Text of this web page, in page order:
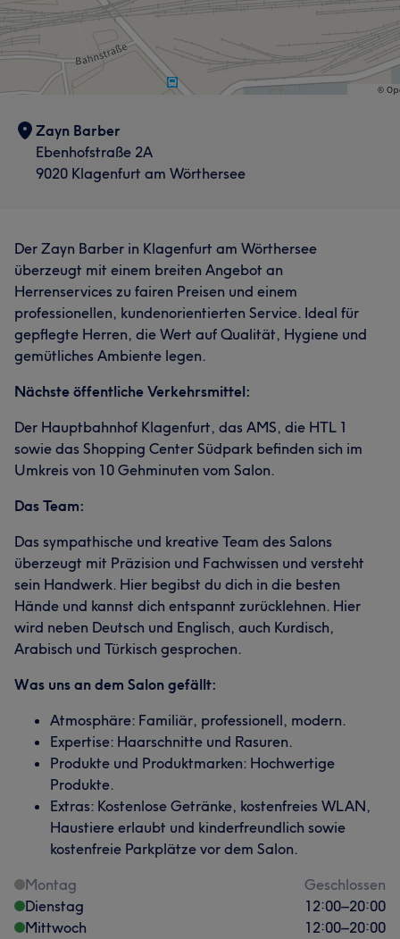
Zayn Barber
Ebenhofstraße 2A
9020 Klagenfurt am Wörthersee
Der Zayn Barber in Klagenfurt am Wörthersee
überzeugt mit einem breiten Angebot an
Herrenservices zu fairen Preisen und einem
professionellen, kundenorientierten Service. Ideal für
gepflegte Herren, die Wert auf Qualität, Hygiene und
gemütliches Ambiente legen.
Nächste öffentliche Verkehrsmittel:
Der Hauptbahnhof Klagenfurt, das AMS, die HTL 1
sowie das Shopping Center Südpark befinden sich im
Umkreis von 10 Gehminuten vom Salon.
Das Team:
Das sympathische und kreative Team des Salons
überzeugt mit Präzision und Fachwissen und versteht
sein Handwerk. Hier begibst du dich in die besten
Hände und kannst dich entspannt zurücklehnen. Hier
wird neben Deutsch und Englisch, auch Kurdisch,
Arabisch und Türkisch gesprochen.
Was uns an dem Salon gefällt:
Atmosphäre: Familiär, professionell, modern.
Expertise: Haarschnitte und Rasuren.
Produkte und Produktmarken: Hochwertige
Produkte.
Extras: Kostenlose Getränke, kostenfreies WLAN,
Haustiere erlaubt und kinderfreundlich sowie
kostenfreie Parkplätze vor dem Salon.
Montag
Geschlossen
Dienstag
12:00–20:00
Mittwoch
12:00–20:00